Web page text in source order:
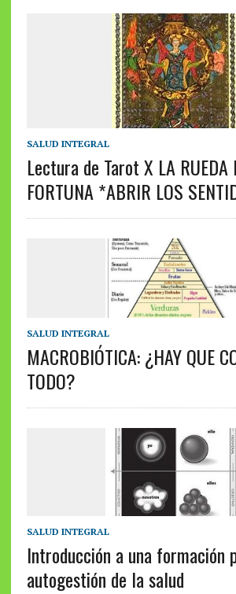
SALUD INTEGRAL
Lectura de Tarot X LA RUEDA
FORTUNA *ABRIR LOS
SALUD INTEGRAL
MACROBIÓTICA: ¿HAY QUE
TODO?
SALUD INTEGRAL
Introducción a una formación
autogestión de la salud